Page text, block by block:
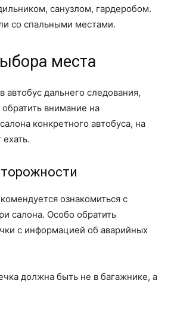
санузлом, гардеробом.
со спальными местами.
места
автобус дальнего следования,
внимание на
конкретного автобуса, на
ознакомиться с
салона. Особо обратить
с информацией об аварийных
должна быть не в багажнике, а